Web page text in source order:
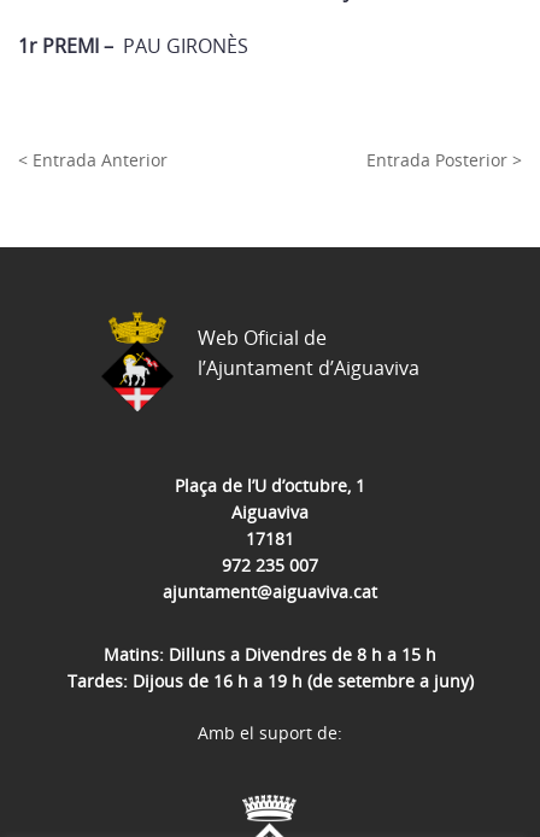
1r PREMI – PAU GIRONÈS
< Entrada Anterior Entrada Posterior >
Plaça de l’U d’octubre, 1
Aiguaviva
17181
972 235 007
ajuntament@aiguaviva.cat
Matins: Dilluns a Divendres de 8 h a 15 h
Tardes: Dijous de 16 h a 19 h (de setembre a juny)
Web Oficial de
l’Ajuntament d’Aiguaviva
Amb el suport de: